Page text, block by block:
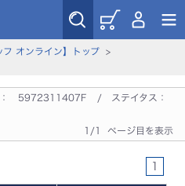
オンライン】トップ>
5972311407F
/ ステイタス：
1/1 ページ目を表示
1